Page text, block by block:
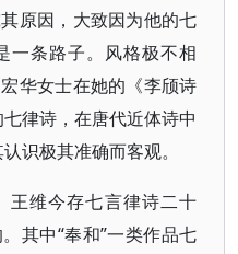
原因，大致因为他的七
一条路子。风格极不相
华女士在她的《李颀诗
律诗，在唐代近体诗中
识极其准确而客观。
王维今存七言律诗二十
其中“奉和”一类作品七